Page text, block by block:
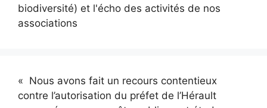
biodiversité) et l'écho des activités de nos
associations
« Nous avons fait un recours contentieux
contre l’autorisation du préfet de l’Hérault